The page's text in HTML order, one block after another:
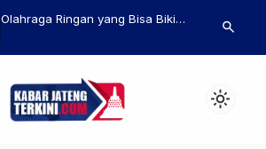
Olahraga Ringan yang Bisa Bikin
Ammar Zoni
Narkoba di
search
light_mode